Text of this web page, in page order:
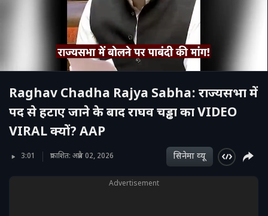
Raghav Chadha Rajya Sabha: राज्यसभा में
पद से हटाए जाने के बाद राघव चड्ढा का VIDEO
VIRAL क्यों? AAP
3:01 प्रकाशित: अप्रैल 02, 2026 सिनेमा व्‍यू
Advertisement